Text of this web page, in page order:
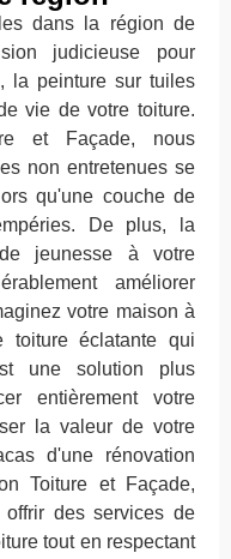
dans la région de
judicieuse pour
la peinture sur tuiles
vie de votre toiture.
et Façade, nous
non entretenues se
qu'une couche de
De plus, la
jeunesse à votre
améliorer
votre maison à
toiture éclatante qui
une solution plus
entièrement votre
la valeur de votre
d'une rénovation
Toiture et Façade,
des services de
tout en respectant